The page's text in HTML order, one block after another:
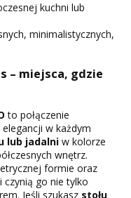
kuchni lub
minimalistycznych,
– miejsca, gdzie
to połączenie
w każdym
lub jadalni w kolorze
wnętrz.
formie oraz
czynią go nie tylko
Jeśli szukasz stołu